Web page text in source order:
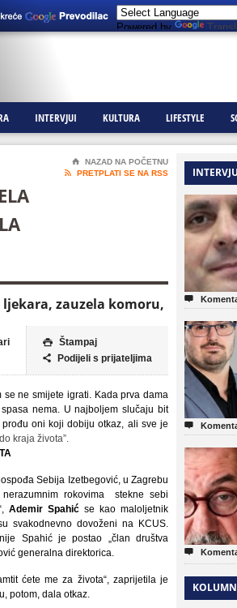
Powered by
INTERVJUI KULTURA LIFESTYLE
⌂
NAZAD NA POČETNU

PRETPLATI SE NA RSS
ljekara, zauzela komoru,
 Štampaj
 Podijeli s prijateljima
se ne smijete igrati. Kada prva dama
nema. U najboljem slučaju bit
oni koji dobiju otkaz, ali sve je
kraja života”.
Sebija Izetbegović, u Zagrebu
rokovima stekne sebi
Ademir Spahić se kao maloljetnik
svakodnevno dovoženi na KCUS.
Spahić je postao „član društva
generalna direktorica.
ćete me za života“, zaprijetila je
potom, dala otkaz.


